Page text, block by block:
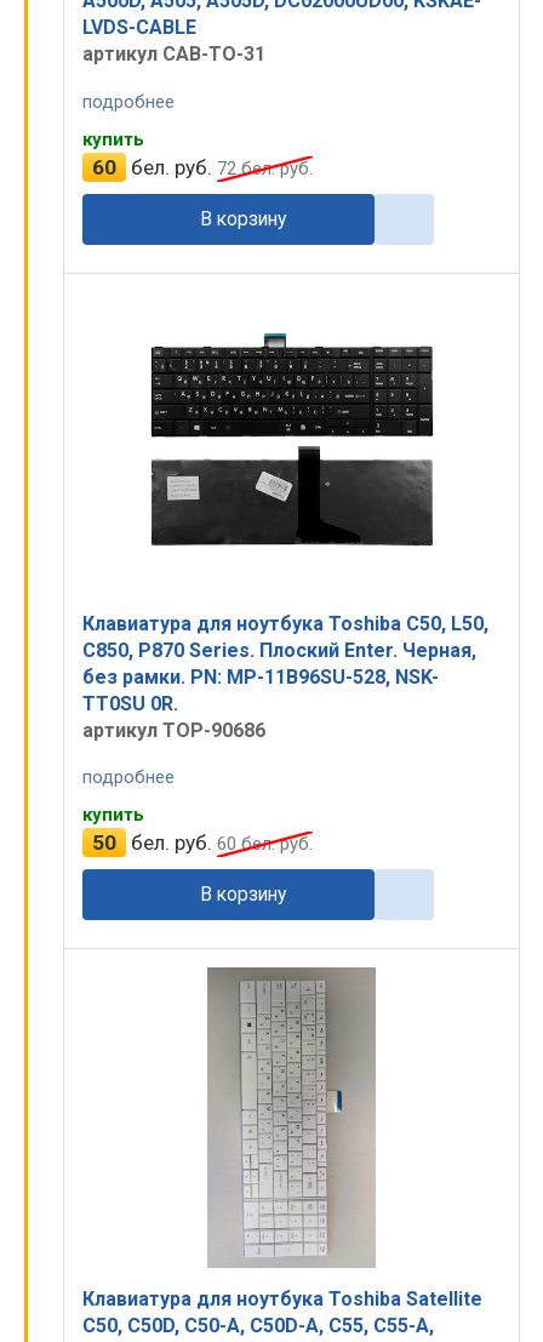
LVDS-CABLE
артикул CAB-TO-31
подробнее
купить
60 бел. руб. 72бел. руб.
В корзину
Клавиатура для ноутбука Toshiba C50, L50,
C850, P870 Series. Плоский Enter. Черная,
без рамки. PN: MP-11B96SU-528, NSK-
TT0SU 0R.
артикул TOP-90686
подробнее
купить
50 бел. руб. 60бел. руб.
В корзину
Клавиатура для ноутбука Toshiba Satellite
C50, C50D, C50-A, C50D-A, C55, C55-A,